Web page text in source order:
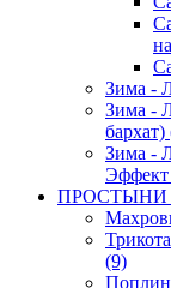
Зима -
Зима -
бархат)
Зима -
Эффект
ПРОСТЫНИ
(9)
Поплин